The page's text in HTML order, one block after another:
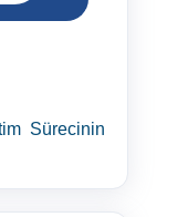
Sürecinin